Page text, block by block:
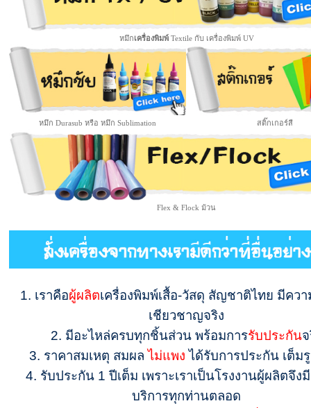
หมึกเครื่องพิมพ์Textile กับ เครื่องพิมพ์ UV
หมึก Durasub หรือ หมึก Sublimation สติ๊กเกอร์สี
Flex & Flock ม้วน
1. เราคือผู้ผลิตเครื่องพิมพ์เสื้อ-วัสดุ สัญชาติไทย มีคว
เชียวชาญจริง
2. มีอะไหล่ครบทุกชิ้นส่วน พร้อมการรับประกัน
3. ราคาสมเหตุ สมผลไม่แพงได้รับการประกัน เต็ม
4. รับประกัน 1 ปีเต็ม เพราะเราเป็นโรงงานผู้ผลิตจึง
บริการทุกท่านตลอด